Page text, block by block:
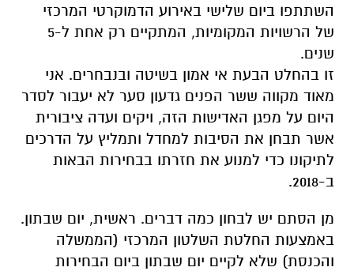
השתתפו ביום שלישי באירוע הדמוקרטי המרכזי
של הרשויות המקומיות, המתקיים רק אחת ל-5
שנים.
זו בהחלט הבעת אי אמון בשיטה ובנבחרים. אני
מאוד מקווה ששר הפנים גדעון סער לא יעבור לסדר
היום על מפגן האדישות הזה, ויקים ועדה ציבורית
אשר תבחן את הסיבות למחדל ותמליץ על הדרכים
לתיקונו כדי למנוע את חזרתו בבחירות הבאות
ב-2018.
מן הסתם יש לבחון כמה דברים. ראשית, יום שבתון.
באמצעות החלטת השלטון המרכזי (הממשלה
והכנסת) שלא לקיים יום שבתון ביום הבחירות